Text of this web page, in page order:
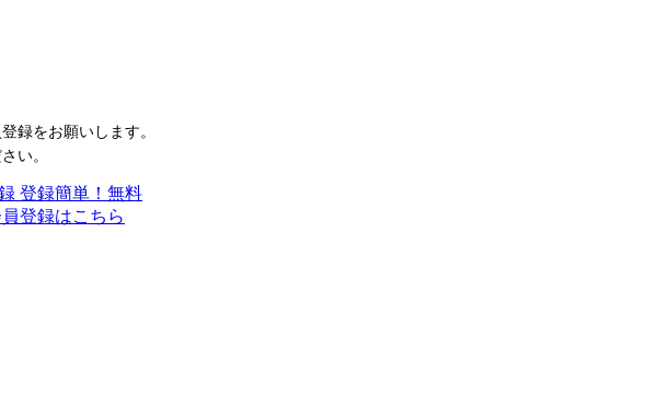
録をお願いします。
い。